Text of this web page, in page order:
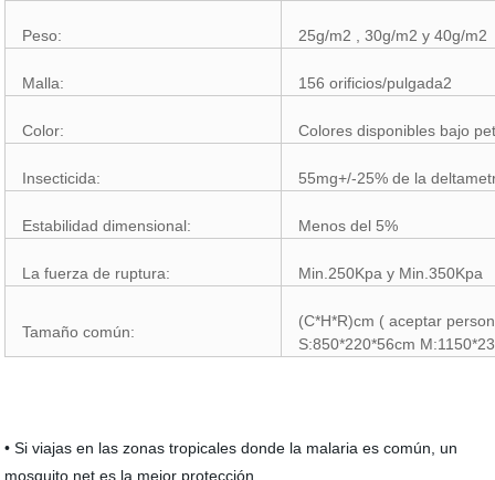
Peso: 25g/m2 , 30g/m2 y 40g/m2
Malla: 156 orificios/pulgada2
Color: Colores disponibles bajo
Insecticida: 55mg+/-25% de la
Estabilidad dimensional: Menos del 5%
La fuerza de ruptura: Min.250Kpa y Min.350Kpa
Tamaño común:
(C*H*R)cm ( aceptar
S:850*220*56cm
• Si viajas en las zonas tropicales donde la malaria es común, un
mosquito net es la mejor protección